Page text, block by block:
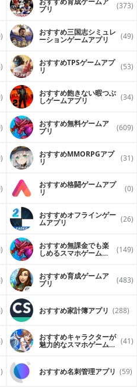
プリ (373)
おすすめ三国志シミュレ
ーションゲームアプリ (49)
おすすめTPSゲームアプ
リ (53)
おすすめ飽きない暇つぶ
しゲームアプリ (34)
おすすめ無料ゲームア
プリ (609)
おすすめ MMORPGアプ
リ (31)
おすすめ格闘ゲームアプ
リ (0)
おすすめオフラインゲー
ムアプリ (26)
おすすめ無課金でも楽
しめるスマホゲームア (149)
おすすめ育成ゲームア
プリ (483)
おすすめ家計簿アプリ (288)
おすすめキャラクターが
魅力的なスマホゲームア (41)
おすすめ名刺管理アプリ (59)